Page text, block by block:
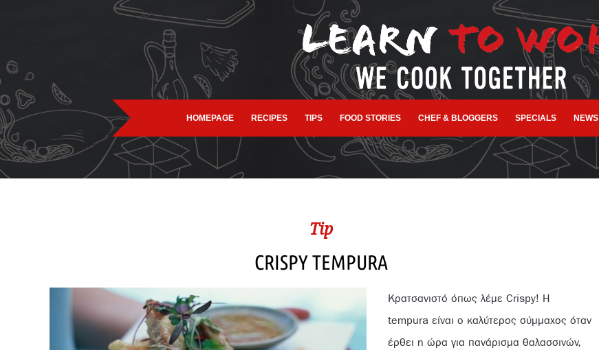
HOMEPAGE RECIPES TIPS FOOD STORIES CHEF & BLOGGERS SPECIALS NEWS
Tip
CRISPY TEMPURA
Κρατσανιστό όπως λέμε Crispy! Η
tempura είναι ο καλύτερος σύμμαχος όταν
έρθει η ώρα για πανάρισμα θαλασσινών,